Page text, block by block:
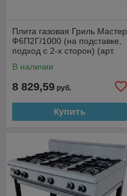
Плита газовая Гриль Мастер
Ф6П2Г/1000 (на подставке,
подход с 2-х сторон) (арт.
В наличии
8 829,59 руб.
Купить